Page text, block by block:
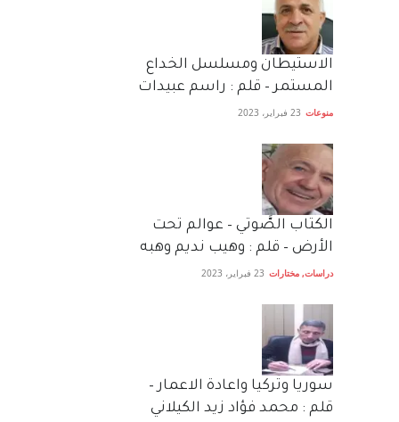
الاستيطان ومسلسل الخداع
المستمر – قلم : راسم عبيدات
منوعات 23 فبراير، 2023
الكتاب الصَّوتي – عوالم تحت
الأرض – قلم : وهيب نديم وهبه
دراسات, مختارات 23 فبراير، 2023
سوريا وتركيا واعادة الاعمار –
قلم : محمد فؤاد زيد الكيلاني